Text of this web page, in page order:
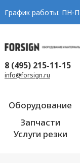
График работы: ПН-
8 (495) 215-11-15
info@forsign.ru
Оборудование
Запчасти
Услуги резки